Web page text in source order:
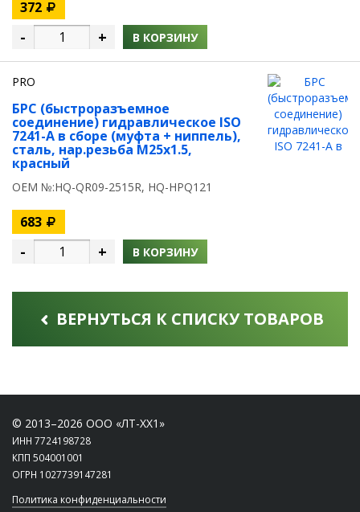
372
- + В КОРЗИНУ
PRO
БРС (быстроразъемное
соединение) гидравлическое ISO
7241-A в сборе (муфта + ниппель),
сталь, нар.резьба M25х1.5,
красный
OEM №:HQ-QR09-2515R, HQ-HPQ121
683
- + В КОРЗИНУ
ВЕРНУТЬСЯ К СПИСКУ ТОВАРОВ
© 2013–2026 ООО «ЛТ-ХХ1»
ИНН 7724198728
КПП 504001001
ОГРН 1027739147281
Политика конфиденциальности